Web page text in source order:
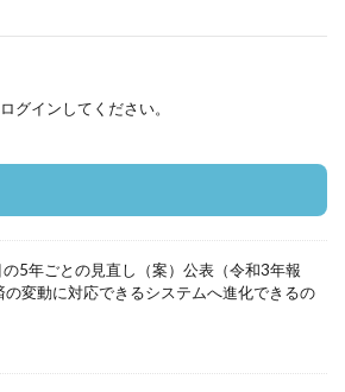
ログインしてください。
5年ごとの見直し（案）公表（令和3年報
変動に対応できるシステムへ進化できるの